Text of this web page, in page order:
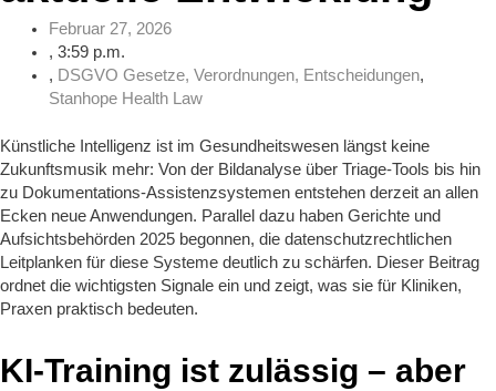
Februar 27, 2026
, 3:59 p.m.
, DSGVO Gesetze, Verordnungen, Entscheidungen,
Stanhope Health Law
Künstliche Intelligenz ist im Gesundheitswesen längst keine
Zukunftsmusik mehr: Von der Bildanalyse über Triage‑Tools bis hin
zu Dokumentations‑Assistenzsystemen entstehen derzeit an allen
Ecken neue Anwendungen. Parallel dazu haben Gerichte und
Aufsichtsbehörden 2025 begonnen, die datenschutzrechtlichen
Leitplanken für diese Systeme deutlich zu schärfen. Dieser Beitrag
ordnet die wichtigsten Signale ein und zeigt, was sie für Kliniken,
Praxen praktisch bedeuten.
KI‑Training ist zulässig – aber